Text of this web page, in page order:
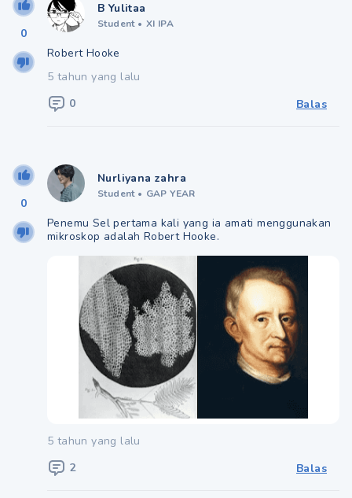
0
B Yulitaa
Student • XI IPA
Robert Hooke
5 tahun yang lalu
0
Balas
0
Nurliyana zahra
Student • GAP YEAR
Penemu Sel pertama kali yang ia amati menggunakan
mikroskop adalah Robert Hooke.
5 tahun yang lalu
2
Balas